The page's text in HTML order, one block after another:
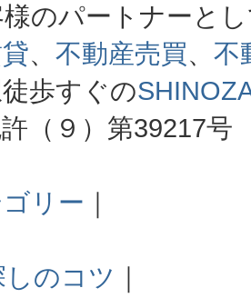
のパートナーと
、 不動産売買、 不
歩すぐの
（９）第39217
リー ｜
のコツ ｜